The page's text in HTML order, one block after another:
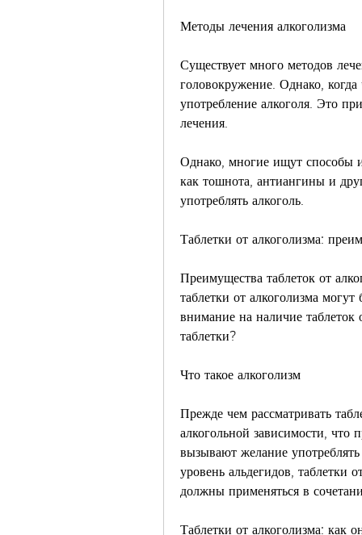
Методы лечения алкоголизма
Существует много методов
головокружение. Однако,
употребление алкоголя. Это
лечения.
Однако, многие ищут способы
как тошнота, антиангины и
употреблять алкоголь.
Таблетки от алкоголизма:
Преимущества таблеток от
таблетки от алкоголизма
внимание на наличие
таблетки?
Что такое алкоголизм
Прежде чем рассматривать
алкогольной зависимости, что
вызывают желание
уровень альдегидов, таблетки
должны применяться в
Таблетки от алкоголизма: как